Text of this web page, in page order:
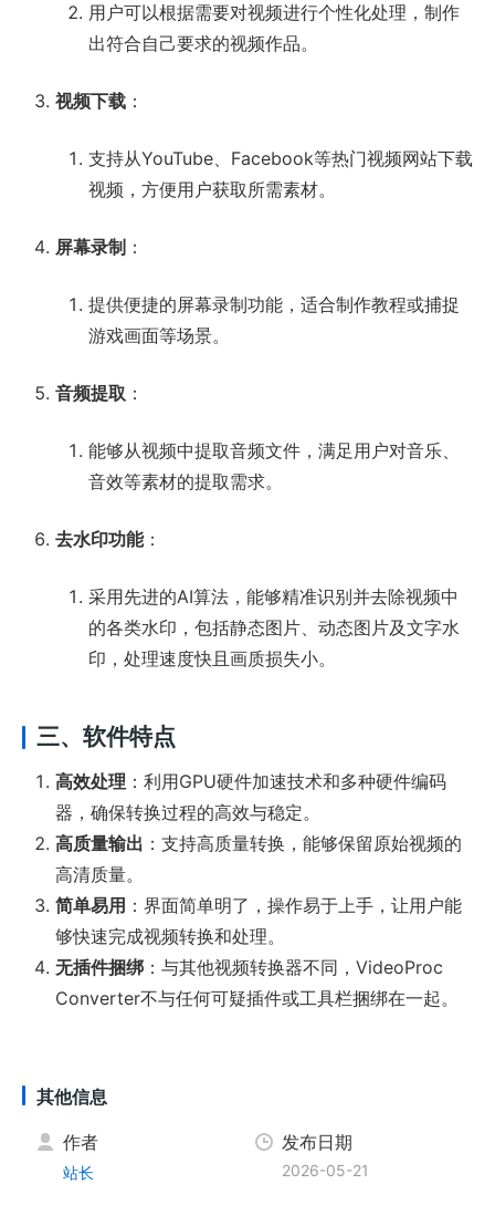
用户可以根据需要对视频进行个性化处理，制作
出符合自己要求的视频作品。
视频下载 ：
支持从YouTube、Facebook等热门视频网站下载
视频，方便用户获取所需素材。
屏幕录制 ：
提供便捷的屏幕录制功能，适合制作教程或捕捉
游戏画面等场景。
音频提取 ：
能够从视频中提取音频文件，满足用户对音乐、
音效等素材的提取需求。
去水印功能：
采用先进的AI算法，能够精准识别并去除视频中
的各类水印，包括静态图片、动态图片及文字水
印，处理速度快且画质损失小。
三、软件特点
高效处理 ：利用GPU硬件加速技术和多种硬件编码
器，确保转换过程的高效与稳定。
高质量输出 ：支持高质量转换，能够保留原始视频的
高清质量。
简单易用 ：界面简单明了，操作易于上手，让用户能
够快速完成视频转换和处理。
无插件捆绑 ：与其他视频转换器不同，VideoProc
Converter不与任何可疑插件或工具栏捆绑在一起。
其他信息
作者
站长
发布日期
2026-05-21